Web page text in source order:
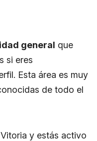
general que
si eres
Esta área es muy
de todo el
y estás activo